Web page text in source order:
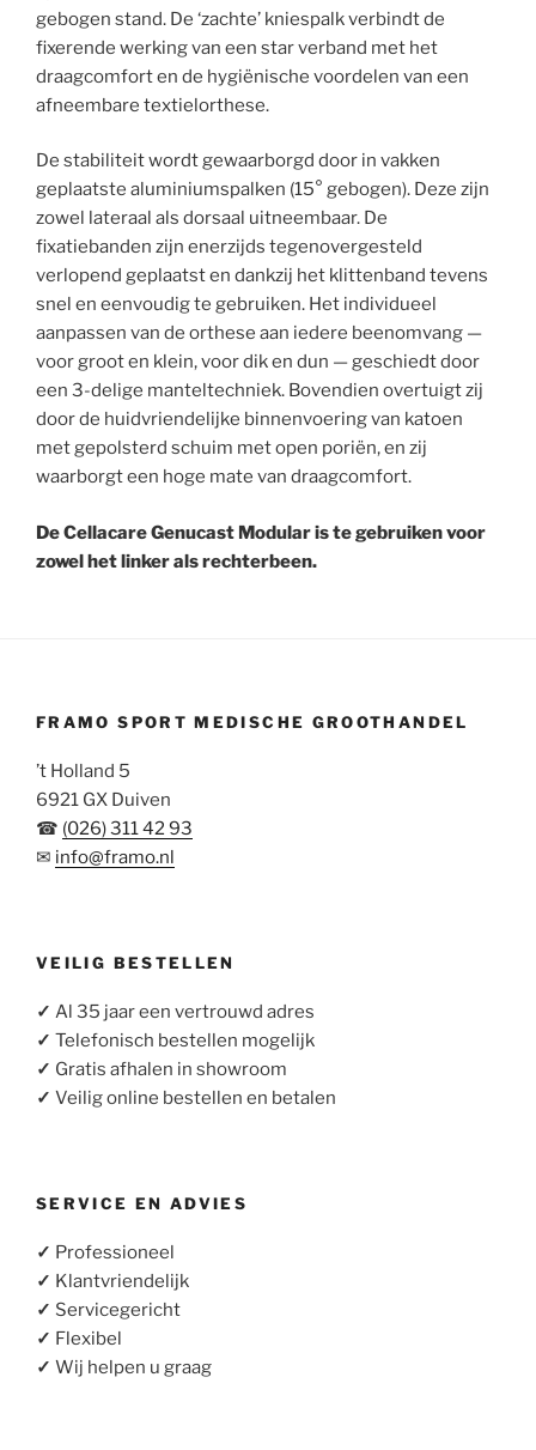
gebogen stand. De ‘zachte’ kniespalk verbindt de
fixerende werking van een star verband met het
draagcomfort en de hygiënische voordelen van een
afneembare textielorthese.
De stabiliteit wordt gewaarborgd door in vakken
geplaatste aluminiumspalken (15° gebogen). Deze zijn
zowel lateraal als dorsaal uitneembaar. De
fixatiebanden zijn enerzijds tegenovergesteld
verlopend geplaatst en dankzij het klittenband tevens
snel en eenvoudig te gebruiken. Het individueel
aanpassen van de orthese aan iedere beenomvang —
voor groot en klein, voor dik en dun — geschiedt door
een 3-delige manteltechniek. Bovendien overtuigt zij
door de huidvriendelijke binnenvoering van katoen
met gepolsterd schuim met open poriën, en zij
waarborgt een hoge mate van draagcomfort.
De Cellacare Genucast Modular is te gebruiken voor
zowel het linker als rechterbeen.
FRAMO SPORT MEDISCHE GROOTHANDEL
’t Holland 5
6921 GX Duiven
☎ (026) 311 42 93
✉ info@framo.nl
VEILIG BESTELLEN
✓ Al 35 jaar een vertrouwd adres
✓ Telefonisch bestellen mogelijk
✓ Gratis afhalen in showroom
✓ Veilig online bestellen en betalen
SERVICE EN ADVIES
✓ Professioneel
✓ Klantvriendelijk
✓ Servicegericht
✓ Flexibel
✓ Wij helpen u graag